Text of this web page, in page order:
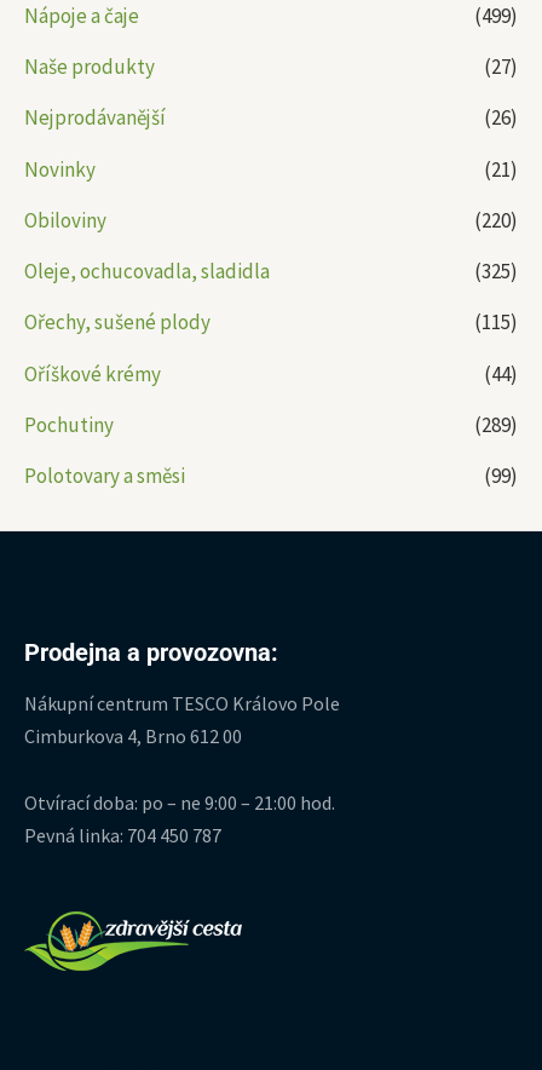
Nápoje a čaje
(499)
Naše produkty
(27)
Nejprodávanější
(26)
Novinky
(21)
Obiloviny
(220)
Oleje, ochucovadla, sladidla
(325)
Ořechy, sušené plody
(115)
Oříškové krémy
(44)
Pochutiny
(289)
Polotovary a směsi
(99)
Prodejna a provozovna:
Nákupní centrum TESCO Královo Pole
Cimburkova 4, Brno 612 00
Otvírací doba: po – ne 9:00 – 21:00 hod.
Pevná linka: 704 450 787